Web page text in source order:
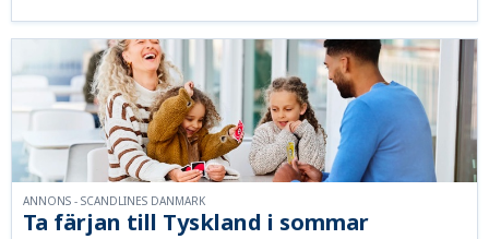
Ta färjan till Tyskland i sommar
ANNONS - SCANDLINES DANMARK